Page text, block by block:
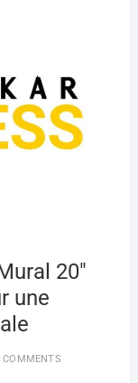
20″
une
COMMENTS